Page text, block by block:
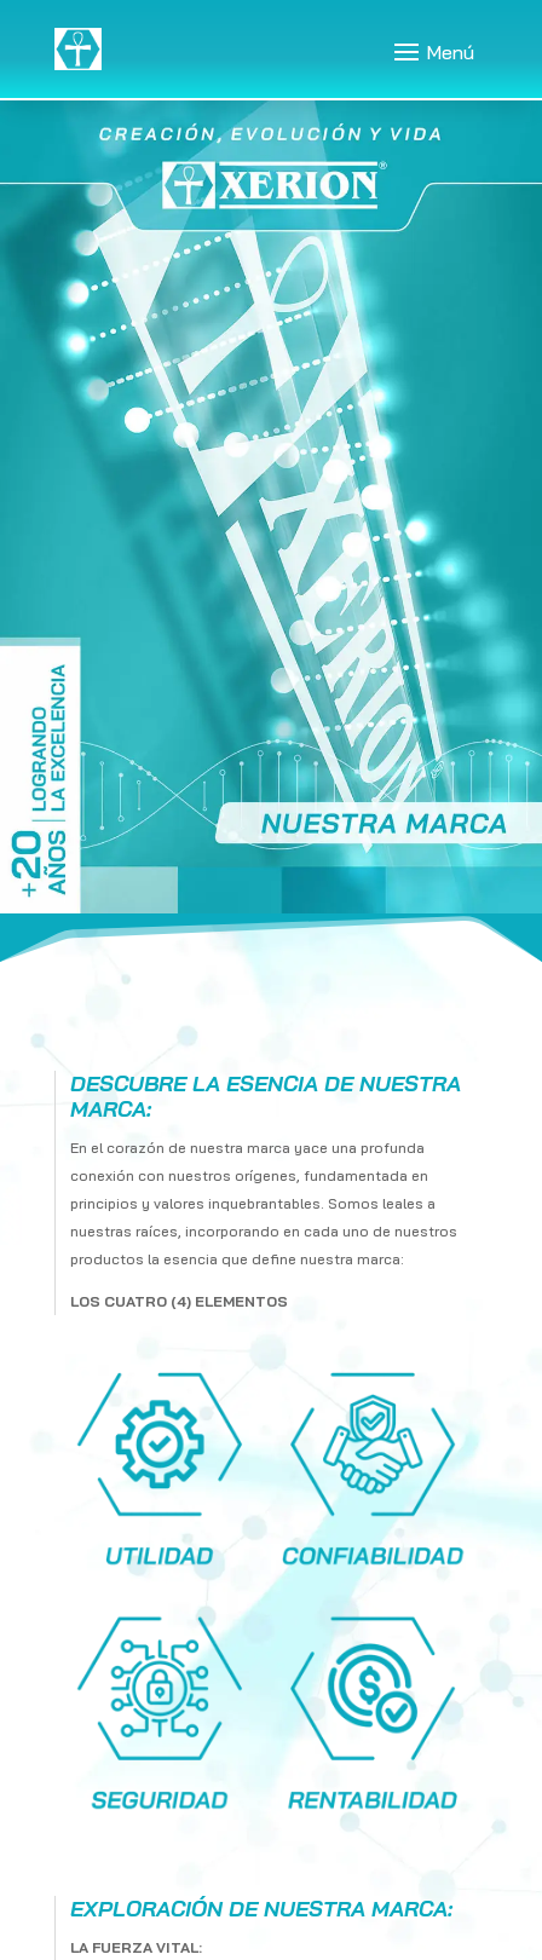
DESCUBRE LA ESENCIA DE NUESTRA
MARCA:
En el corazón de nuestra marca yace una profunda
conexión con nuestros orígenes, fundamentada en
principios y valores inquebrantables. Somos leales a
nuestras raíces, incorporando en cada uno de nuestros
productos la esencia que define nuestra marca:
LOS CUATRO (4) ELEMENTOS
EXPLORACIÓN DE NUESTRA MARCA:
LA FUERZA VITAL: